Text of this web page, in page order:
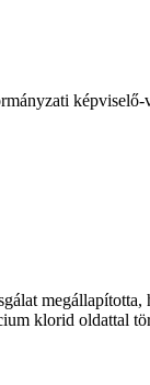
klorid oldattal